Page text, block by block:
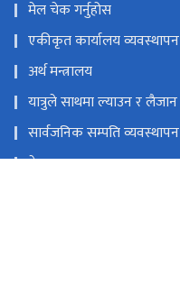
मेल चेक गर्नुहोस
एकीकृत कार्यालय व्यवस्थापन
अर्थ मन्त्रालय
यात्रुले साथमा ल्याउन र
सार्वजनिक सम्पति
नेपाल राजपत्र